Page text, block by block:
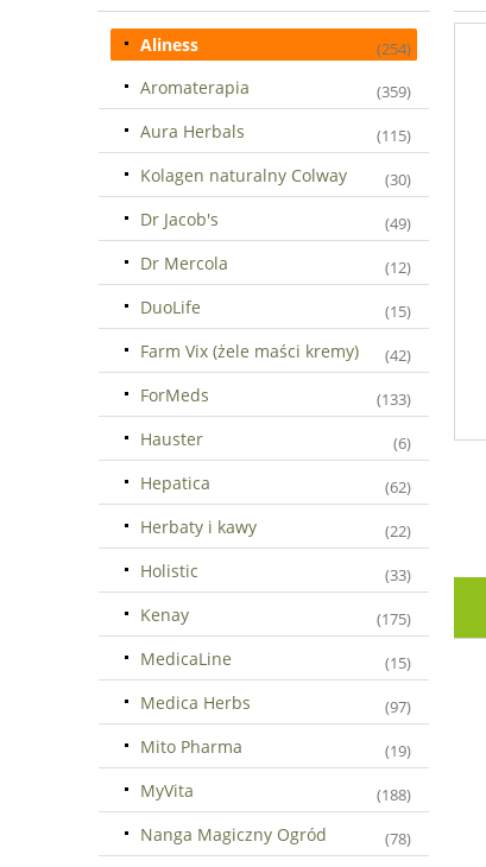
Aliness (254)
Aromaterapia (359)
Aura Herbals (115)
Kolagen naturalny Colway (30)
Dr Jacob's (49)
Dr Mercola (12)
DuoLife (15)
Farm Vix (żele maści kremy) (42)
ForMeds (133)
Hauster (6)
Hepatica (62)
Herbaty i kawy (22)
Holistic (33)
Kenay (175)
MedicaLine (15)
Medica Herbs (97)
Mito Pharma (19)
MyVita (188)
Nanga Magiczny Ogród (78)